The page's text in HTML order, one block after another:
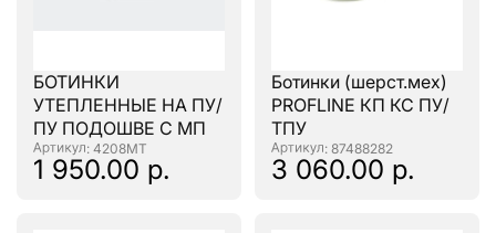
БОТИНКИ
УТЕПЛЕННЫЕ НА ПУ/
ПУ ПОДОШВЕ С МП
: 4208МТ
1 950.00 р.
Ботинки (шерст.мех)
PROFLINE КП КС ПУ/
ТПУ
: 87488282
3 060.00 р.